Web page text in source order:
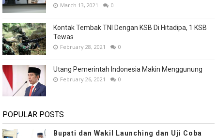
March 13, 2021 0
Kontak Tembak TNI Dengan KSB Di Hitadipa, 1 KSB
Tewas
February 28, 2021 0
Utang Pemerintah Indonesia Makin Menggunung
February 26, 2021 0
POPULAR POSTS
Bupati dan Wakil Launching dan Uji Coba